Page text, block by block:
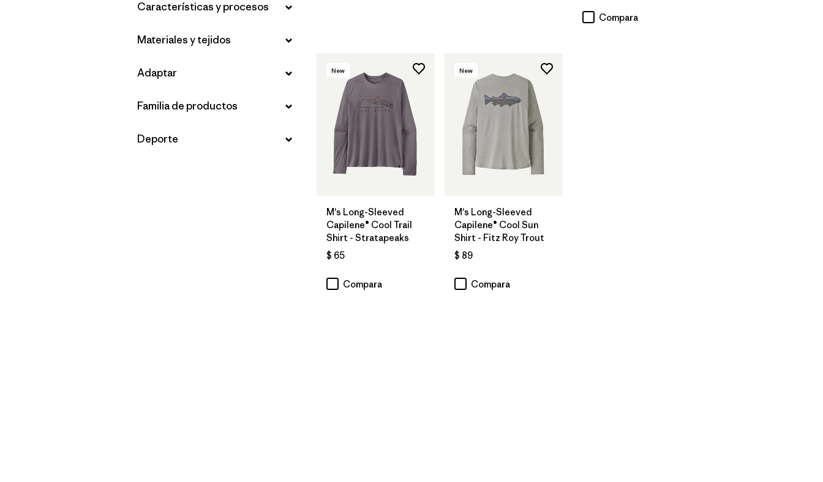
Filtrar por
Características y procesos
Filtrar por
Materiales y tejidos
Filtrar por
Adaptar
Filtrar por
Familia de productos
Filtrar por
Deporte
Compara
New
M's Long-Sleeved
Capilene® Cool Trail
Shirt - Stratapeaks
$ 65
Compara
New
M's Long-Sleeved
Capilene® Cool Sun
Shirt - Fitz Roy Trout
$ 89
Compara